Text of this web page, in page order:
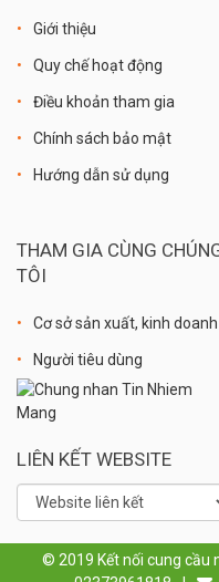
Giới thiệu
Quy chế hoạt động
Điều khoản tham gia
Chính sách bảo mật
Hướng dẫn sử dụng
THAM GIA CÙNG
TÔI
Cơ sở sản xuất, kinh doanh
Người tiêu dùng
LIÊN KẾT WEBSITE
© 2019 Kết nối cung cầu